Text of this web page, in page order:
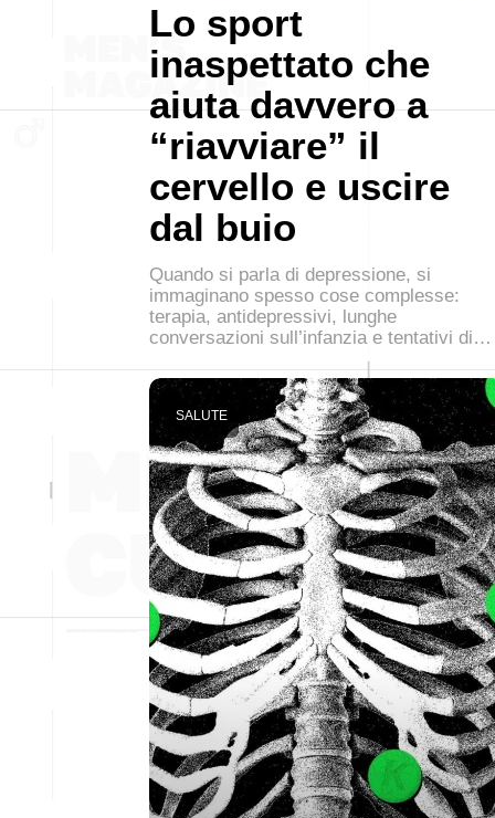
Lo sport
inaspettato che
aiuta davvero a
“riavviare” il
cervello e uscire
dal buio
Quando si parla di depressione, si
immaginano spesso cose complesse:
terapia, antidepressivi, lunghe
conversazioni sull’infanzia e tentativi di…
SALUTE